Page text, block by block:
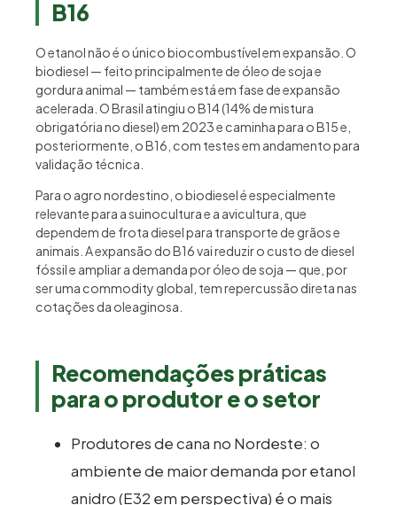
B16
O etanol não é o único biocombustível em expansão. O
biodiesel — feito principalmente de óleo de soja e
gordura animal — também está em fase de expansão
acelerada. O Brasil atingiu o B14 (14% de mistura
obrigatória no diesel) em 2023 e caminha para o B15 e,
posteriormente, o B16, com testes em andamento para
validação técnica.
Para o agro nordestino, o biodiesel é especialmente
relevante para a suinocultura e a avicultura, que
dependem de frota diesel para transporte de grãos e
animais. A expansão do B16 vai reduzir o custo de diesel
fóssil e ampliar a demanda por óleo de soja — que, por
ser uma commodity global, tem repercussão direta nas
cotações da oleaginosa.
Recomendações práticas
para o produtor e o setor
Produtores de cana no Nordeste: o
ambiente de maior demanda por etanol
anidro (E32 em perspectiva) é o mais